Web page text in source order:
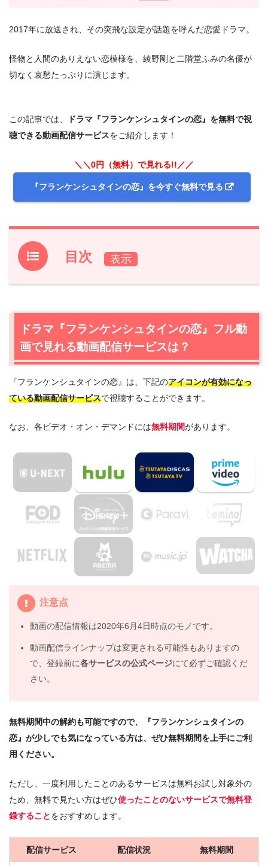
2017年に放送され、その突飛な設定が話題を呼んだ恋愛ドラマ。
怪物と人間のありえない恋模様を、綾野剛と二階堂ふみの名優が
切なく哀愁たっぷりに演じます。
この記事では、
ドラマ『フランケンシュタインの恋』を無料で視
聴できる動画配信サービスをご紹介します！
＼＼0円（無料）で見れる!!／／
『フランケンシュタインの恋』を今すぐ無料で見る
目次
1.ドラマ『フランケンシュタインの恋』フル動画で見れる
TSUTAYA TVが一番おすすめ
1.2ドラマ『フランケンシュタインの恋』の全作見放題配信
のHuluもおすすめ
2.『フランケンシュタインの恋』作品情報
2.1『フランケンシュタインの恋』あらすじ
『フランケンシュタインの恋』キャスト・登場人物
『フランケンシュタインの恋』を見たい人におすすめの
関連作品
ドラマ『フランケンシュタインの恋』の動画は
DailymotionやPandoraではなく、配信サービスで安全に
5.ドラマ『フランケンシュタインの恋』動画フル無料視聴
ドラマ『フランケンシュタインの恋』フル動
画で見れる動画配信サービスは？
『フランケンシュタインの恋』は、下記のアイコンが有効になっ
ている動画配信サービスで視聴することができます。
なお、各ビデオ・オン・デマンドには無料期間があります。
注意点
動画の配信情報は2020年6月4日時点のモノです。
動画配信ラインナップは変更される可能性もありますの
で、登録前に各サービスの公式ページにて必ずご確認くだ
さい。
無料期間中の解約も可能ですので、『フランケンシュタインの
恋』が少しでも気になっている方は、ぜひ無料期間を上手にご利
用ください。
ただし、一度利用したことのあるサービスは無料お試し対象外の
ため、無料で見たい方はぜひ使ったことのないサービスで無料登
録することをおすすめします。
配信サービス 配信状況 無料期間